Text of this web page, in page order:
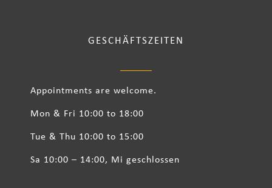
GESCHÄFTSZEITEN
Appointments are welcome.
Mon & Fri 10:00 to 18:00
Tue & Thu 10:00 to 15:00
Sa 10:00 – 14:00, Mi geschlossen